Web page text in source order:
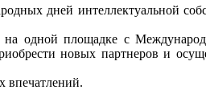
дней интеллектуальной
площадке с
новых партнеров и